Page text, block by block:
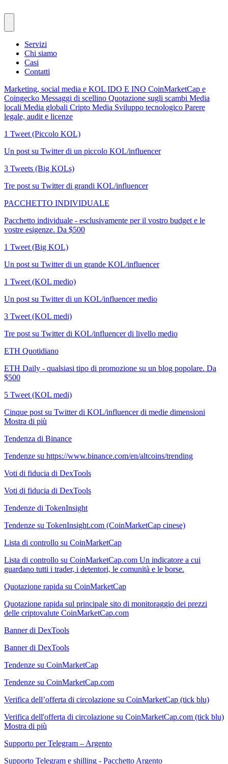
Servizi
Chi siamo
Casi
Contatti
Marketing, social media e KOL IDO E INO CoinMarketCap e
Coingecko Messaggi di scellino Quotazione sugli scambi Media
locali Media globali Cripto Media Sviluppo tecnologico Parere
legale, audit e licenze
1 Tweet (Piccolo KOL)
Un post su Twitter di un piccolo KOL/influencer
3 Tweets (Big KOLs)
Tre post su Twitter di grandi KOL/influencer
PACCHETTO INDIVIDUALE
Pacchetto individuale - esclusivamente per il vostro budget e le
vostre esigenze. Da $500
1 Tweet (Big KOL)
Un post su Twitter di un grande KOL/influencer
1 Tweet (KOL medio)
Un post su Twitter di un KOL/influencer medio
3 Tweet (KOL medi)
Tre post su Twitter di KOL/influencer di livello medio
ETH Quotidiano
ETH Daily - qualsiasi tipo di promozione su un blog popolare. Da
$500
5 Tweet (KOL medi)
Cinque post su Twitter di KOL/influencer di medie dimensioni
Mostra di più
Tendenza di Binance
Tendenze su https://www.binance.com/en/altcoins/trending
Voti di fiducia di DexTools
Voti di fiducia di DexTools
Tendenze di TokenInsight
Tendenze su TokenInsight.com (CoinMarketCap cinese)
Lista di controllo su CoinMarketCap
Lista di controllo su CoinMarketCap.com Un indicatore a cui
guardano tutti i trader, i detentori, le comunità e le borse.
Quotazione rapida su CoinMarketCap
Quotazione rapida sul principale sito di monitoraggio dei prezzi
delle criptovalute CoinMarketCap.com
Banner di DexTools
Banner di DexTools
Tendenze su CoinMarketCap
Tendenze su CoinMarketCap.com
Verifica dell’offerta di circolazione su CoinMarketCap (tick blu)
Verifica dell'offerta di circolazione su CoinMarketCap.com (tick blu)
Mostra di più
Supporto per Telegram – Argento
Supporto Telegram e shilling - Pacchetto Argento